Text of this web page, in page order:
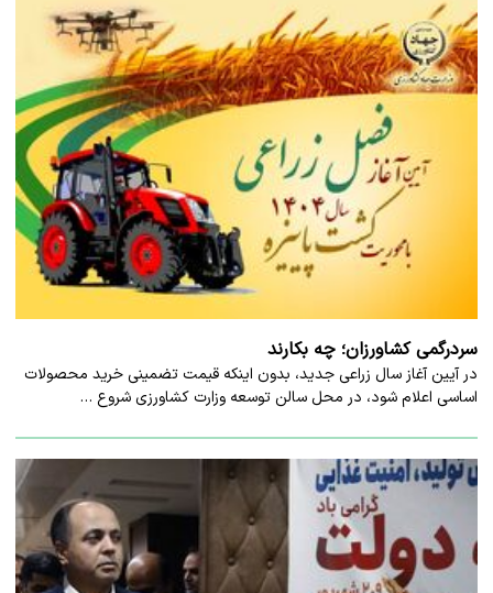
سردرگمی کشاورزان؛ چه بکارند
در آیین آغاز سال زراعی جدید، بدون اینکه قیمت تضمینی خرید محصولات
اساسی اعلام شود، در محل سالن توسعه وزارت کشاورزی شروع …